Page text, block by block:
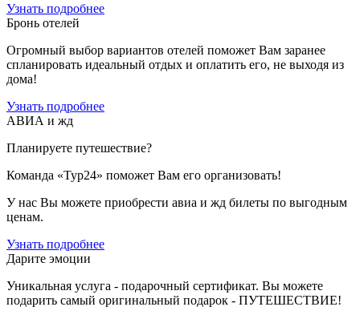
Узнать подробнее
Бронь отелей
Огромный выбор вариантов отелей поможет Вам заранее
спланировать идеальный отдых и оплатить его, не выходя из
дома!
Узнать подробнее
АВИА и жд
Планируете путешествие?
Команда «Тур24» поможет Вам его организовать!
У нас Вы можете приобрести авиа и жд билеты по выгодным
ценам.
Узнать подробнее
Дарите эмоции
Уникальная услуга - подарочный сертификат. Вы можете
подарить cамый оригинальный подарок - ПУТЕШЕСТВИЕ!